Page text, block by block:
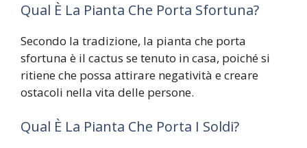
Qual È La Pianta Che Porta Sfortuna?
Secondo la tradizione, la pianta che porta
sfortuna è il cactus se tenuto in casa, poiché si
ritiene che possa attirare negatività e creare
ostacoli nella vita delle persone.
Qual È La Pianta Che Porta I Soldi?